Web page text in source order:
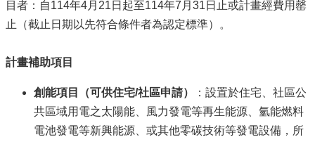
目者：自114年4月21日起至114年7月31日止或計畫經費用罄
止（截止日期以先符合條件者為認定標準）。
計畫補助項目
創能項目（可供住宅/社區申請）
：設置於住宅、社區公
共區域用電之太陽能、風力發電等再生能源、氫能燃料
電池發電等新興能源、或其他零碳技術等發電設備，所